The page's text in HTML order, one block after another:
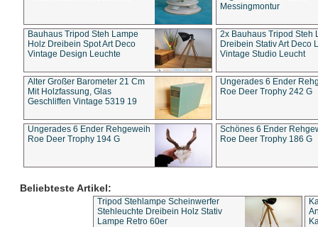
Messingmontur
Bauhaus Tripod Steh Lampe
Holz Dreibein Spot Art Deco
Vintage Design Leuchte
2x Bauhaus Tripod Steh
Dreibein Stativ Art Deco
Vintage Studio Leucht
Alter Großer Barometer 21 Cm
Mit Holzfassung, Glas
Geschliffen Vintage 5319 19
Ungerades 6 Ender
Roe Deer Trophy 242 G
Ungerades 6 Ender Rehgeweih
Roe Deer Trophy 194 G
Schönes 6 Ender
Roe Deer Trophy 186 G
Beliebteste Artikel:
Tripod Stehlampe Scheinwerfer
Stehleuchte Dreibein Holz Stativ
Lampe Retro 60er